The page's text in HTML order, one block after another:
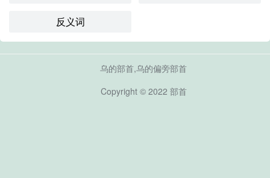
反义词
乌的部首,乌的偏旁部首
Copyright © 2022 部首